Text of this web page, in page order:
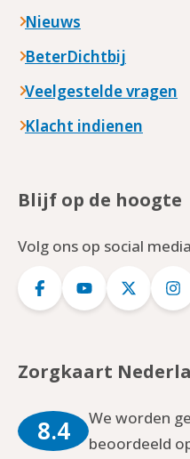
Nieuws
BeterDichtbij
Veelgestelde vragen
Klacht indienen
Blijf op de hoogte
Volg ons op social
Logo
Logo
Logo
Zorgkaart
8.4
We worden
beoordeeld